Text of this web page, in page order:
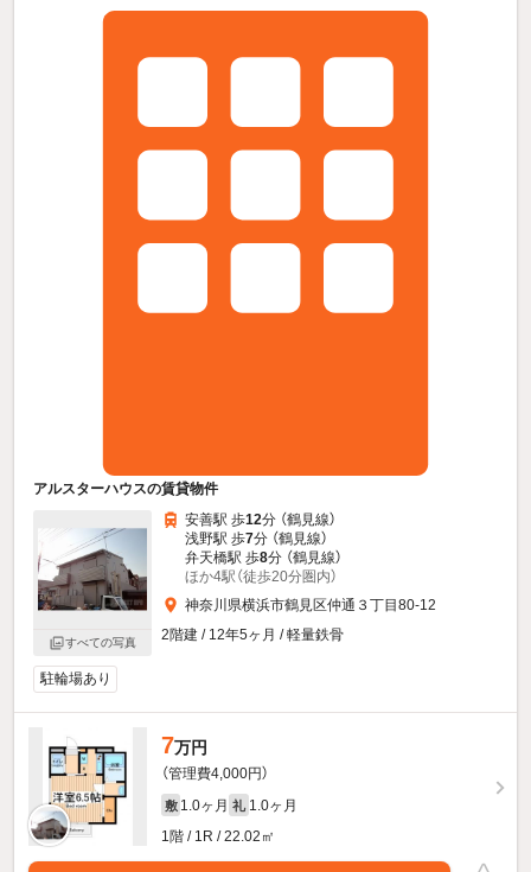
アルスターハウスの賃貸物件
すべての写真
安善駅 歩12分 （鶴見線）
浅野駅 歩7分 （鶴見線）
弁天橋駅 歩8分 （鶴見線）
ほか4駅（徒歩20分圏内）
神奈川県横浜市鶴見区仲通３丁目80-12
2階建 / 12年5ヶ月 / 軽量鉄骨
駐輪場あり
7万円
（管理費4,000円）
敷 1.0ヶ月 礼 1.0ヶ月
1階 / 1R / 22.02㎡